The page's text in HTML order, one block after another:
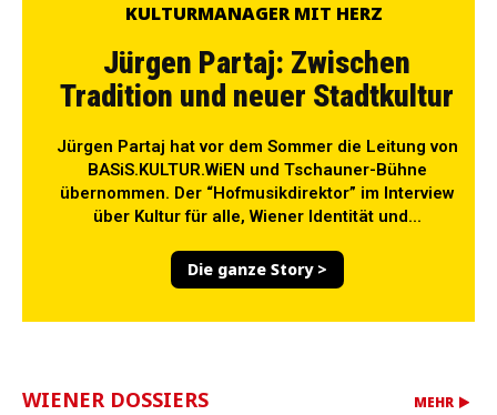
KULTURMANAGER MIT HERZ
Jürgen Partaj: Zwischen
Tradition und neuer Stadtkultur
Jürgen Partaj hat vor dem Sommer die Leitung von
BASiS.KULTUR.WiEN und Tschauner-Bühne
übernommen. Der “Hofmusikdirektor” im Interview
über Kultur für alle, Wiener Identität und...
Die ganze Story >
WIENER DOSSIERS MEHR